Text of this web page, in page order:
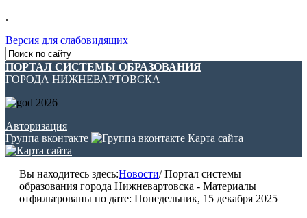
.
Версия для слабовидящих
ПОРТАЛ СИСТЕМЫ ОБРАЗОВАНИЯ
ГОРОДА НИЖНЕВАРТОВСКА
Авторизация
Группа вконтакте
Карта сайта
Вы находитесь здесь:Новости/Портал системы
образования города Нижневартовска - Материалы
отфильтрованы по дате: Понедельник, 15 декабря 2025